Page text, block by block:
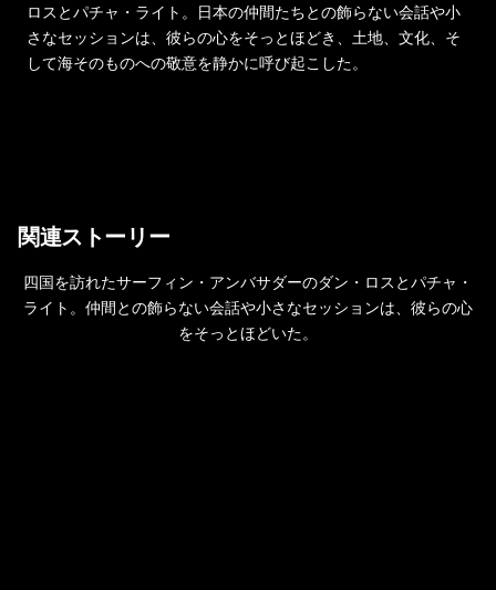
ロスとパチャ・ライト。日本の仲間たちとの飾らない会話や小
さなセッションは、彼らの心をそっとほどき、土地、文化、そ
して海そのものへの敬意を静かに呼び起こした。
関連ストーリー
四国を訪れたサーフィン・アンバサダーのダン・ロスとパチャ・
ライト。仲間との飾らない会話や小さなセッションは、彼らの心
をそっとほどいた。